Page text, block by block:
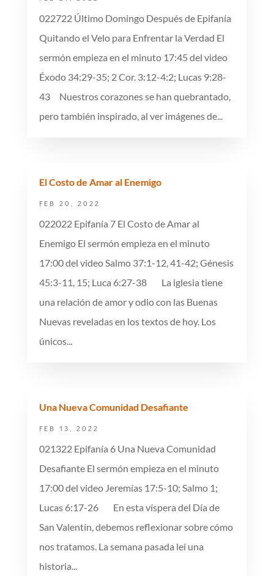
022722 Último Domingo Después de Epifanía
Quitando el Velo para Enfrentar la Verdad El
sermón empieza en el minuto 17:45 del video
Éxodo 34:29-35; 2 Cor. 3:12-4:2; Lucas 9:28-
43 Nuestros corazones se han quebrantado,
pero también inspirado, al ver imágenes de...
El Costo de Amar al Enemigo
FEB 20, 2022
022022 Epifanía 7 El Costo de Amar al
Enemigo El sermón empieza en el minuto
17:00 del video Salmo 37:1-12, 41-42; Génesis
45:3-11, 15; Luca 6:27-38 La iglesia tiene
una relación de amor y odio con las Buenas
Nuevas reveladas en los textos de hoy. Los
únicos...
Una Nueva Comunidad Desafiante
FEB 13, 2022
021322 Epifanía 6 Una Nueva Comunidad
Desafiante El sermón empieza en el minuto
17:00 del video Jeremías 17:5-10; Salmo 1;
Lucas 6:17-26 En esta víspera del Día de
San Valentín, debemos reflexionar sobre cómo
nos tratamos. La semana pasada leí una
historia...